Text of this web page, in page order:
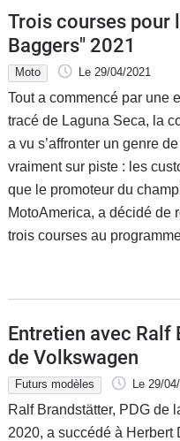
Trois courses pour
Baggers" 2021
Moto Le 29/04/2021
Tout a commencé par une
tracé de Laguna Seca, la
a vu s’affronter un genre
vraiment sur piste : les
que le promoteur du
MotoAmerica, a décidé de
trois courses au
Entretien avec Ralf
de Volkswagen
Futurs modèles Le 29/
Ralf Brandstätter, PDG de
2020, a succédé à Herbert